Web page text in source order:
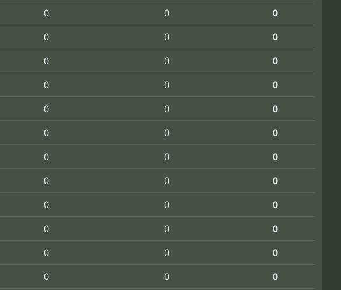
0 0
0
0 0
0
0 0
0
0 0
0
0 0
0
0 0
0
0 0
0
0 0
0
0 0
0
0 0
0
0 0
0
0 0
0